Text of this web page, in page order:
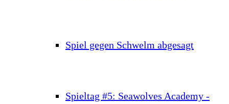
Spiel gegen Schwelm abgesagt
Spieltag #5: Seawolves Academy -